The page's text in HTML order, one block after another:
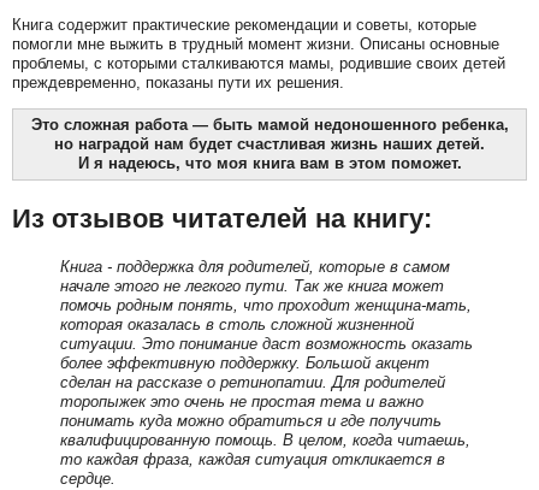
Книга содержит практические рекомендации и советы, которые
помогли мне выжить в трудный момент жизни. Описаны основные
проблемы, с которыми сталкиваются мамы, родившие своих детей
преждевременно, показаны пути их решения.
Это сложная работа — быть мамой недоношенного ребенка,
но наградой нам будет счастливая жизнь наших детей.
И я надеюсь, что моя книга вам в этом поможет.
Из отзывов читателей на книгу:
Книга - поддержка для родителей, которые в самом
начале этого не легкого пути. Так же книга может
помочь родным понять, что проходит женщина-мать,
которая оказалась в столь сложной жизненной
ситуации. Это понимание даст возможность оказать
более эффективную поддержку. Большой акцент
сделан на рассказе о ретинопатии. Для родителей
торопыжек это очень не простая тема и важно
понимать куда можно обратиться и где получить
квалифицированную помощь. В целом, когда читаешь,
то каждая фраза, каждая ситуация откликается в
сердце.